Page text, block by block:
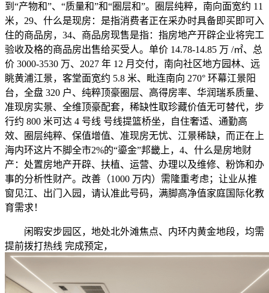
到“产物和”、“质量和”和“圈层和”。圈层纯粹，南向面宽约 11
米，29、什么是现房：是指消费者正在采办时具备即买即可入
住的商品房，34、商品房现售是指：指房地产开辟企业将完工
验收及格的商品房出售给买受人。单价 14.78-14.85 万 /㎡、总
价 3000-3530 万、2027 年 12 月交付，南向社区地方园林、远
眺黄浦江景，客堂面宽约 5.8 米、毗连南向 270° 环幕江景阳
台，全盘 320 户、纯粹顶豪圈层、高得房率、华润瑞系质量、
准现房实景、全维顶豪配套，稀缺性取珍藏价值无可替代，步
行约 800 米可达 4 号线 号线提篮桥坐，自住奢适、通勤高
效、圈层纯粹、保值增值、准现房无忧、江景稀缺，而正在上
海内环这片不脚全市2%的“鎏金”邦畿上，4、什么是房地财
产：处置房地产开辟、扶植、运营、办理以及维修、粉饰和办
事的分析性财产。改善（1000 万内）需隆重考虑；让业从推
窗见江、出门入园，请认准此号码，满脚高净值家庭国际化教
育需求！
闲暇安步园区，地处北外滩焦点、内环内黄金地段，均需
提前拨打热线 完成预定，